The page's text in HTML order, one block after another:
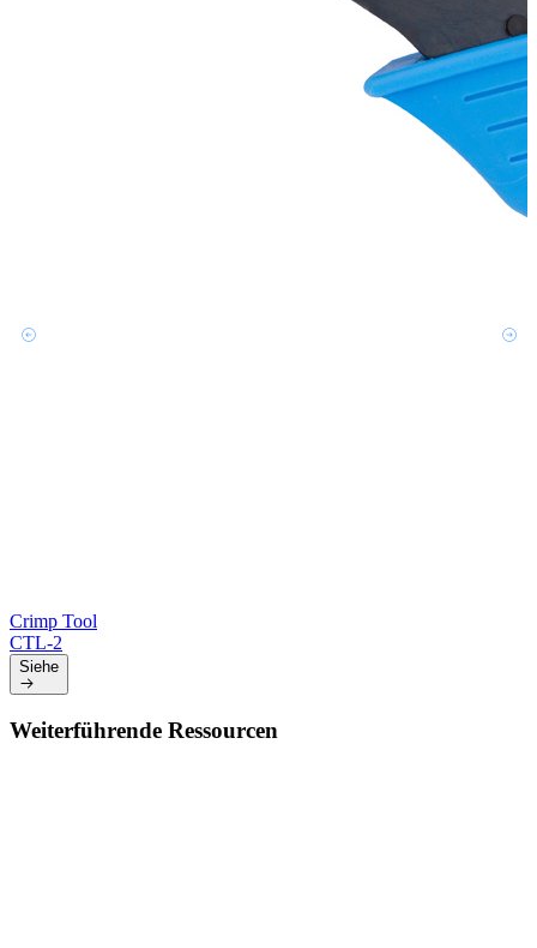
Crimp Tool
CTL-2
Siehe
Weiterführende Ressourcen